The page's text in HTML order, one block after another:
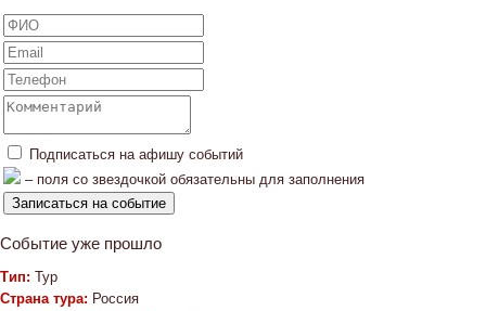
Подписаться на афишу событий
– поля со звездочкой обязательны для заполнения
Событие уже прошло
Тип: Тур
Страна тура: Россия